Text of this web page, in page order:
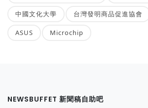
中國文化大學 台灣發明商品促進協會
ASUS Microchip
NEWSBUFFET 新聞稿自助吧